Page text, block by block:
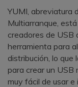
YUMI, abreviatura
Multiarranque,
creadores de USB
herramienta para
distribución, lo
para crear un USB
muy fácil de usar e